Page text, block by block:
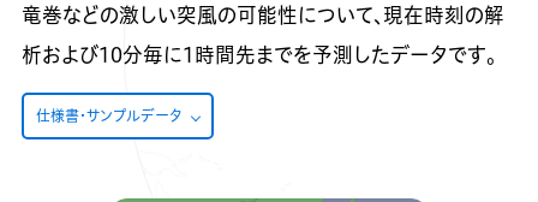
竜巻などの激しい突風の可能性について、現在時刻の解
析および10分毎に1時間先までを予測したデータです。
仕様書・サンプルデータ